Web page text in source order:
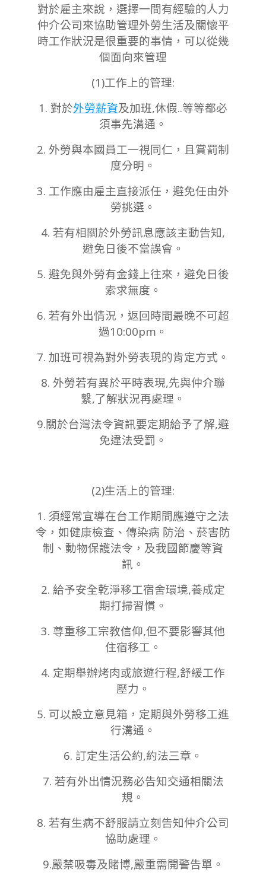
對於雇主來說，選擇一間有經驗的人力
仲介公司來協助管理外勞生活及關懷平
時工作狀況是很重要的事情，可以從幾
個面向來管理
(1)工作上的管理:
1. 對於外勞薪資及加班,休假..等等都必
須事先溝通。
2. 外勞與本國員工一視同仁，且賞罰制
度分明。
3. 工作應由雇主直接派任，避免任由外
勞挑選。
4. 若有相關於外勞訊息應該主動告知,
避免日後不當誤會。
5. 避免與外勞有金錢上往來，避免日後
索求無度。
6. 若有外出情況，返回時間最晚不可超
過10:00pm。
7. 加班可視為對外勞表現的肯定方式。
8. 外勞若有異於平時表現,先與仲介聯
繫,了解狀況再處理。
9.關於台灣法令資訊要定期給予了解,避
免違法受罰。
(2)生活上的管理:
1. 須經常宣導在台工作期間應遵守之法
令，如健康檢查、傳染病 防治、菸害防
制、動物保護法令，及我國節慶等資
訊。
2. 給予安全乾淨移工宿舍環境,養成定
期打掃習慣。
3. 尊重移工宗教信仰,但不要影響其他
住宿移工。
4. 定期舉辦烤肉或旅遊行程,舒緩工作
壓力。
5. 可以設立意見箱，定期與外勞移工進
行溝通。
6. 訂定生活公約,約法三章。
7. 若有外出情況務必告知交通相關法
規。
8. 若有生病不舒服請立刻告知仲介公司
協助處理。
9.嚴禁吸毒及賭博,嚴重需開警告單。